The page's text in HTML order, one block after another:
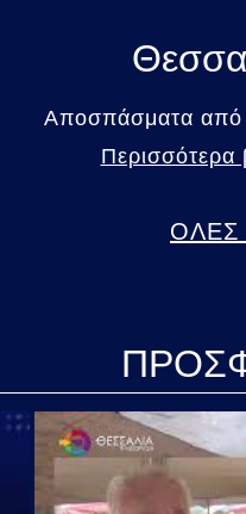
Αποσπάσματα από
Περισσότερα
ΟΛΕΣ